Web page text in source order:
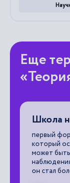
Еще
Школа
первый
который
может
он стал